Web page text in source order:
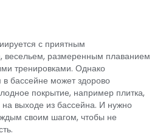
с приятным
весельем, размеренным плаванием
тренировками. Однако
в бассейне может здорово
покрытие, например плитка,
выходе из бассейна. И нужно
своим шагом, чтобы не